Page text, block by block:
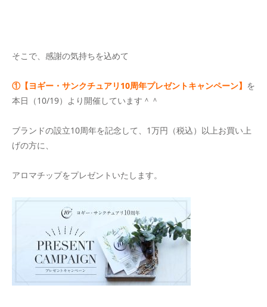
そこで、感謝の気持ちを込めて
①【ヨギー・サンクチュアリ10周年プレゼントキャンペーン】 を
本日（10/19）より開催しています＾＾
ブランドの設立10周年を記念して、1万円（税込）以上お買い上
げの方に、
アロマチップをプレゼントいたします。